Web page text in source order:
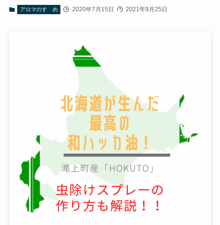
アロマのすゝめ 2020年7月15日 2021年9月25日